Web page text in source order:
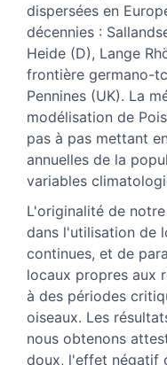
dispersées en
décennies :
Heide (D), Lange
frontière germano-
Pennines (UK). La
modélisation de
pas à pas mettant
annuelles de la
variables
L'originalité de
dans l'utilisation de
continues, et de
locaux propres aux
à des périodes
oiseaux. Les
nous obtenons
doux, l'effet négatif